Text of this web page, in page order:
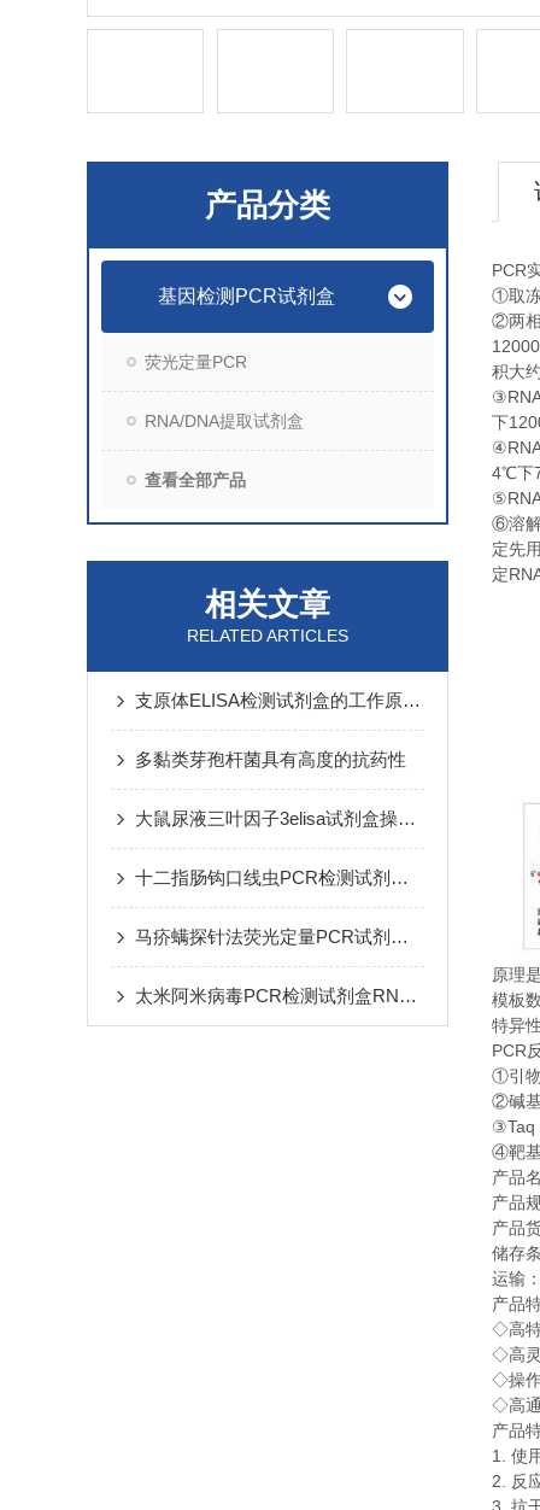
产品分类
基因检测PCR试剂盒
荧光定量PCR
RNA/DNA提取试剂盒
查看全部产品
相关文章
RELATED ARTICLES
支原体ELISA检测试剂盒的工作原理及性能特点
多黏类芽孢杆菌具有高度的抗药性
大鼠尿液三叶因子3elisa试剂盒操作步骤
十二指肠钩口线虫PCR检测试剂盒实验规则
马疥螨探针法荧光定量PCR试剂盒反应流程常规程序
太米阿米病毒PCR检测试剂盒RNA质量检测
PCR
①取
②两
积大
③
下
④
4℃下
⑤
⑥溶
定先
定
原理
模板
特异
PCR
①引
②碱
③Taq
④靶
产品
产品
产品
储存
运输
产品
◇高
◇高
◇操
◇高
产品
1. 使
2. 反